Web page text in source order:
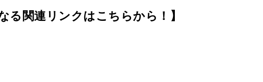
る関連リンクはこちらから！】